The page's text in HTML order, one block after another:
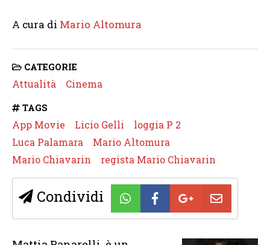
A cura di Mario Altomura
CATEGORIE
Attualità Cinema
TAGS
App Movie Licio Gelli
loggia P 2
Luca Palamara
Mario Altomura
Mario Chiavarin
regista Mario Chiavarin
Condividi